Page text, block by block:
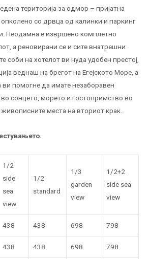
територија за одмор – пријатна
со дрвца од калинки и паркинг
Неодамна е извршено комплетно
а реновирани се и сите внатрешни
соби на хотелот ви нуда удобен престој,
веднаш на брегот на Егејското Море, а
ви помогне да имате незаборавен
во сонцето, морето и гостопримство во
места на вториот крак.
1/2
side
sea
view
1/2
standard
1/3
garden
view
1/2+2
side sea
view
438 438 698 798
438 438 698 798